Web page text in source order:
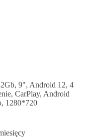
9", Android 12, 4
CarPlay, Android
1280*720